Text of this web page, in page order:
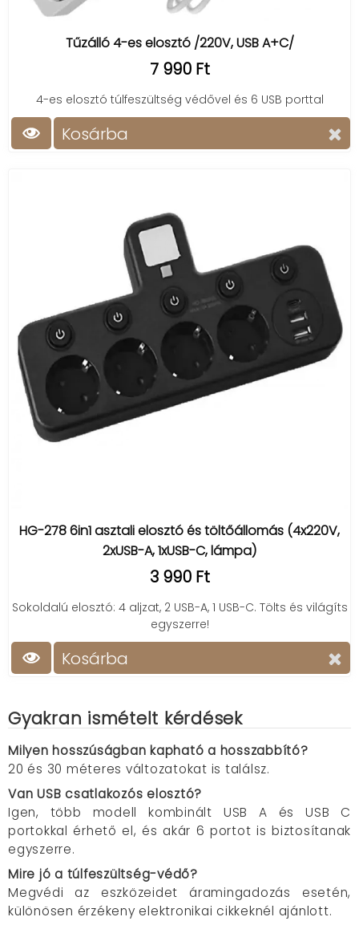
Tűzálló 4-es elosztó /220V, USB A+C/
7 990 Ft
4-es elosztó túlfeszültség védővel és 6 USB porttal
Kosárba
HG-278 6in1 asztali elosztó és töltőállomás (4x220V,
2xUSB-A, 1xUSB-C, lámpa)
3 990 Ft
Sokoldalú elosztó: 4 aljzat, 2 USB-A, 1 USB-C. Tölts és világíts
egyszerre!
Kosárba
Gyakran ismételt kérdések
Milyen hosszúságban kapható a hosszabbító?
20 és 30 méteres változatokat is találsz.
Van USB csatlakozós elosztó?
Igen, több modell kombinált USB A és USB C
portokkal érhető el, és akár 6 portot is biztosítanak
egyszerre.
Mire jó a túlfeszültség-védő?
Megvédi az eszközeidet áramingadozás esetén,
különösen érzékeny elektronikai cikkeknél ajánlott.